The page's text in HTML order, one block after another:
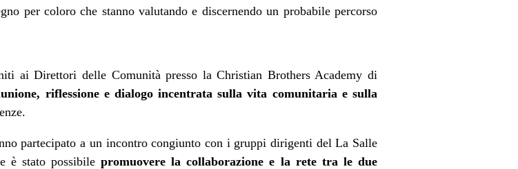
per coloro che stanno valutando e discernendo un probabile percorso
ai Direttori delle Comunità presso la Christian Brothers Academy di
riflessione e dialogo incentrata sulla vita comunitaria e sulla
partecipato a un incontro congiunto con i gruppi dirigenti del La Salle
è stato possibilepromuovere la collaborazione e la rete tra le due